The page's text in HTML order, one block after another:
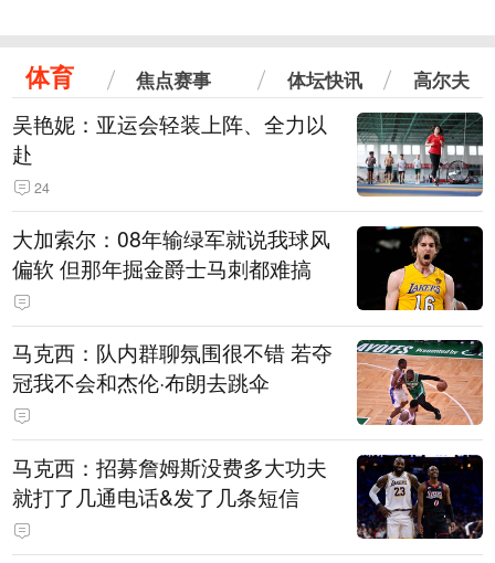
体育 焦点赛事 体坛快讯 高尔夫
吴艳妮：亚运会轻装上阵、全力以
赴
24
大加索尔：08年输绿军就说我球风
偏软 但那年掘金爵士马刺都难搞
马克西：队内群聊氛围很不错 若夺
冠我不会和杰伦·布朗去跳伞
马克西：招募詹姆斯没费多大功夫
就打了几通电话&发了几条短信